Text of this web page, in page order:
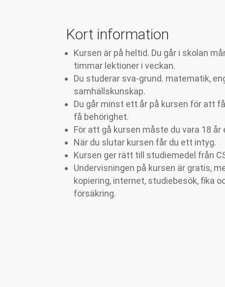
Kort information
Kursen är på heltid. Du går i skolan
timmar lektioner i veckan.
Du studerar sva-grund. matematik,
samhällskunskap.
Du går minst ett år på kursen för att
få behörighet.
För att gå kursen måste du vara 18 år
När du slutar kursen får du ett intyg.
Kursen ger rätt till studiemedel från
Undervisningen på kursen är gratis,
kopiering, internet, studiebesök, fika
försäkring.